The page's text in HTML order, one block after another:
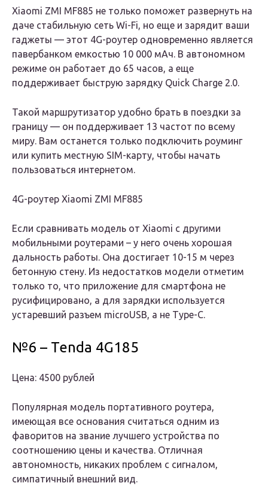
Xiaomi ZMI MF885 не только поможет развернуть на
даче стабильную сеть Wi-Fi, но еще и зарядит ваши
гаджеты — этот 4G-роутер одновременно является
павербанком емкостью 10 000 мАч. В автономном
режиме он работает до 65 часов, а еще
поддерживает быструю зарядку Quick Charge 2.0.
Такой маршрутизатор удобно брать в поездки за
границу — он поддерживает 13 частот по всему
миру. Вам останется только подключить роуминг
или купить местную SIM-карту, чтобы начать
пользоваться интернетом.
4G-роутер Xiaomi ZMI MF885
Если сравнивать модель от Xiaomi с другими
мобильными роутерами – у него очень хорошая
дальность работы. Она достигает 10-15 м через
бетонную стену. Из недостатков модели отметим
только то, что приложение для смартфона не
русифицировано, а для зарядки используется
устаревший разъем microUSB, а не Type-C.
№6 – Tenda 4G185
Цена: 4500 рублей
Популярная модель портативного роутера,
имеющая все основания считаться одним из
фаворитов на звание лучшего устройства по
соотношению цены и качества. Отличная
автономность, никаких проблем с сигналом,
симпатичный внешний вид.